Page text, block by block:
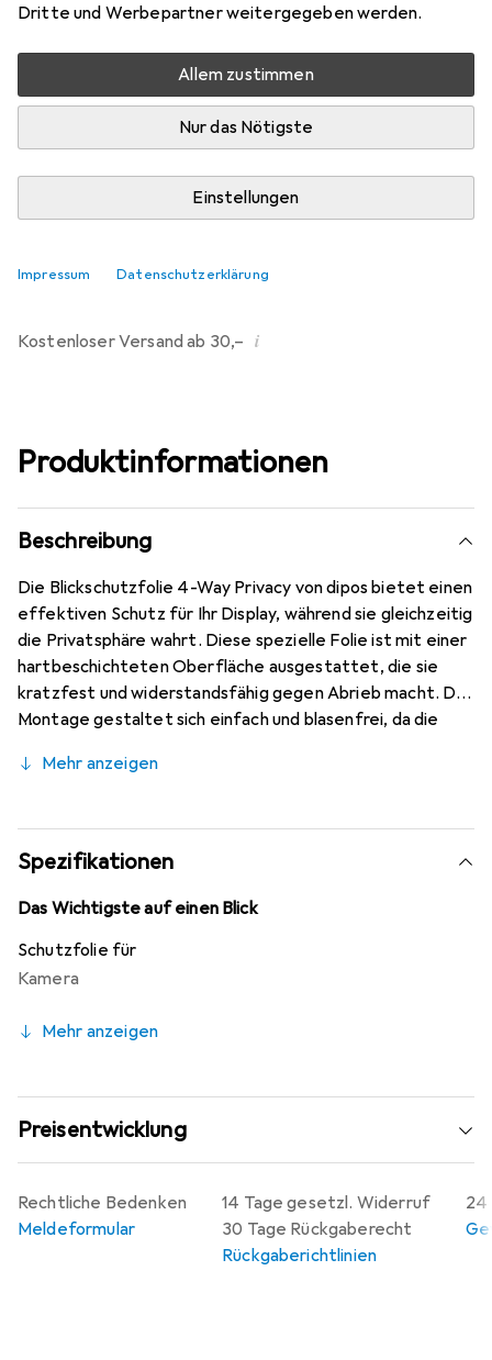
Dritte und Werbepartner weitergegeben werden.
Allem zustimmen
Nur das Nötigste
Einstellungen
Impressum Datenschutzerklärung
Mehr als 10 Stück an Lager beim Drittanbieter
Lieferort angeben für genaue Lieferzeit
In den Warenkorb
Vergleichen
Kostenloser Versand ab 30,– i
Produktinformationen
Beschreibung
Die Blickschutzfolie 4-Way Privacy von dipos bietet einen
effektiven Schutz für Ihr Display, während sie gleichzeitig
die Privatsphäre wahrt. Diese spezielle Folie ist mit einer
hartbeschichteten Oberfläche ausgestattet, die sie
kratzfest und widerstandsfähig gegen Abrieb macht. Die
Montage gestaltet sich einfach und blasenfrei, da die
anpasst und die Luft verdrängt. Zudem ist die Folie
Handhabung ermöglicht. Die passgenaue Verarbeitung
erfolgt durch modernste Laserschnitt-Technik, die eine
hervorragende Qualität garantiert. Der integrierte 4-
Wege Sichtschutzfilter schützt sowohl im Hoch- als auch
sind. Diese Blickschutzfolie ist ideal für die Canon EOS
500D und wird in Deutschland hergestellt.
Mehr anzeigen
Spezifikationen
Das Wichtigste auf einen Blick
Schutzfolie für
Kamera
Mehr anzeigen
Preisentwicklung
14 Tage gesetzl. Widerruf
30 Tage Rückgaberecht
Rückgaberichtlinien
24
Rechtliche Bedenken
Meldeformular